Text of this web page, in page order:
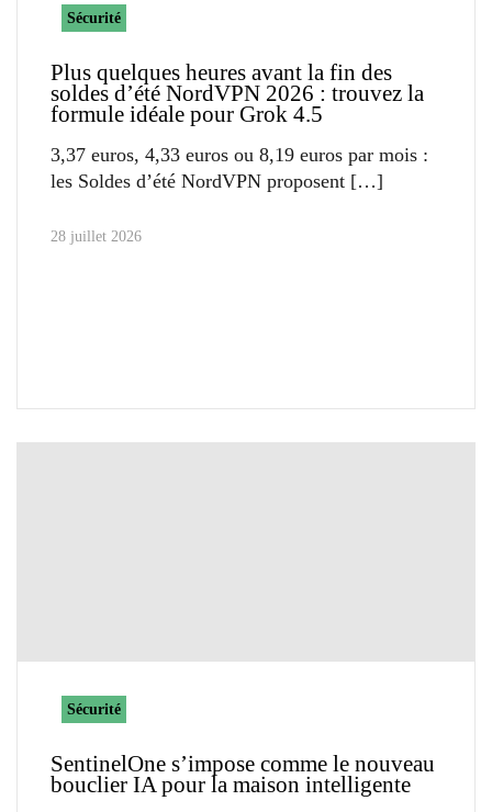
Sécurité
Plus quelques heures avant la fin des
soldes d’été NordVPN 2026 : trouvez la
formule idéale pour Grok 4.5
3,37 euros, 4,33 euros ou 8,19 euros par mois :
les Soldes d’été NordVPN proposent
28 juillet 2026
Sécurité
SentinelOne s’impose comme le nouveau
bouclier IA pour la maison intelligente